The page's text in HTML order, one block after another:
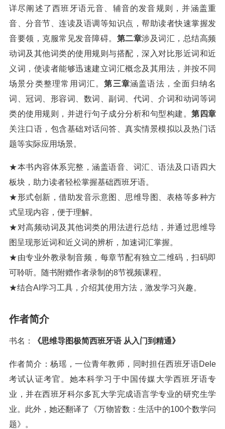
详尽阐述了西班牙语元音、辅音的发音规则，并涵盖重
音、分音节、连读及语调等知识点，帮助读者快速掌握发
音要领，克服常见发音障碍。 第二章涉及词汇，总结高频
动词及其他词类的使用规则与搭配，深入对比形近词和近
义词，使读者能够迅速建立词汇概念及其用法，并按不同
场景分类整理常用词汇。第三章涵盖语法，全面归纳名
词、冠词、形容词、数词、副词、代词、介词和动词等词
类的使用规则，并进行句子成分分析和句型构建。 第四章
关注口语，包含基础对话问答、真实情景模拟以及热门话
题等实际应用场景。
★本书内容体系完整，涵盖语音、词汇、语法及口语四大
板块，助力读者轻松掌握基础西班牙语。
★形式创新，借助发音示意图、思维导图、表格等多种方
式呈现内容，便于理解。
★对高频动词及其他词类的用法进行总结，并通过思维导
图呈现形近词和近义词的辨析，加速词汇掌握。
★由专业外教录制音频，每章节配有独立二维码，扫码即
可聆听。随书附赠作者录制的8节视频课程。
★结合AI学习工具，介绍其使用方法，激发学习兴趣。
作者简介
书名： 《思维导图极简西班牙语 从入门到精通》
作者简介：杨瑶，一位青年教师，同时担任西班牙语Dele
考试认证考官。她本科学习于中国传媒大学西班牙语专
业，并在西班牙科尔多瓦大学完成语言学专业的研究生学
业。此外，她还翻译了《万物皆数：生活中的100个数学问
题》。